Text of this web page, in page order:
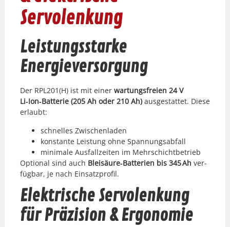
Servolenkung
Leistungsstarke
Energieversorgung
Der RPL201(H) ist mit ein­er wartungs­freien 24 V
Li‑Ion‑Batterie (205 Ah oder 210 Ah)aus­ges­tat­tet. Diese
erlaubt:
schnelles Zwis­chen­laden
kon­stante Leis­tung ohne Span­nungsab­fall
min­i­male Aus­fal­lzeit­en im Mehrschicht­be­trieb
Option­al sind auch Bleisäure‑Batterien bis 345 Ah ver­
füg­bar, je nach Ein­satzpro­fil.
Elektrische Servolenkung
für Präzision & Ergonomie